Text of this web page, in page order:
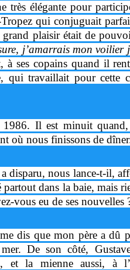
très élégante pour
Tropez qui conjuguait
plaisir était de
j’amarrais mon voilier
ses copains quand il
qui travaillait pour cette
1986. Il est minuit
où nous finissons de
disparu, nous lance-t-il,
partout dans la baie, mais
vous eu de ses nouvelles
dis que mon père a dû
De son côté,
et la mienne aussi, à